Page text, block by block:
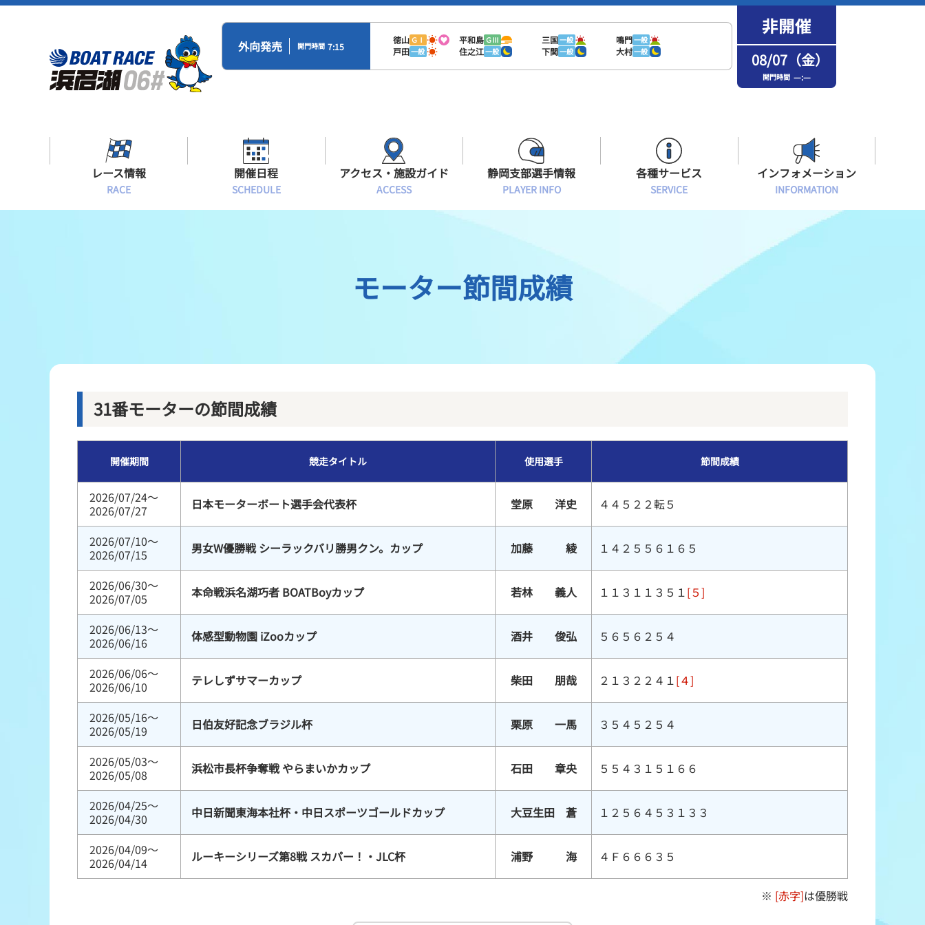
外向発売 開門時間 7:15
徳山 ＧⅠ 平和島 ＧⅢ 三国一般 鳴門一般
戸田一般 住之江一般 下関一般 大村一般 08/07（金）
開門時間 —:—
レース情報
RACE
モーター抽選結果・前検タイムランキング
得点率ランキング
ボートデータ
出目データ
開催日程
SCHEDULE
アクセス・施設ガイド
ACCESS
有料席情報
特別観覧施設ROKU浜名湖
場内フリーWi-Fiご案内
ボートレース浜名湖の楽しみ方
オラレ浜松
静岡支部選手情報
PLAYER INFO
選手募集
レーサーズファイル
各種サービス
SERVICE
メンバーズルーム会員
選手応援横断幕について
冠レース協賛キャンペーン
インフォメーション
INFORMATION
インフォメーション
モーター節間成績
31番モーターの節間成績
開催期間 競走タイトル 使用選手 節間成績
2026/07/24～
2026/07/27
日本モーターボート選手会代表杯 堂原 洋史 ４４５２２転５
2026/07/10～
2026/07/15
男女W優勝戦 シーラックバリ勝男クン。カップ 加藤 綾 １４２５５６１６５
2026/06/30～
2026/07/05
本命戦浜名湖巧者 BOATBoyカップ 若林 義人 １１３１１３５１ [５]
2026/06/13～
2026/06/16
体感型動物園 iZooカップ 酒井 俊弘 ５６５６２５４
2026/06/06～
2026/06/10
テレしずサマーカップ 柴田 朋哉 ２１３２２４１ [４]
2026/05/16～
2026/05/19
日伯友好記念ブラジル杯 栗原 一馬 ３５４５２５４
2026/05/03～
2026/05/08
浜松市長杯争奪戦 やらまいかカップ 石田 章央 ５５４３１５１６６
2026/04/25～
2026/04/30
中日新聞東海本社杯・中日スポーツゴールドカップ 大豆生田 蒼 １２５６４５３１３３
2026/04/09～
2026/04/14
ルーキーシリーズ第8戦 スカパー！・JLC杯 浦野 海 ４Ｆ６６６３５
※ [赤字]は優勝戦